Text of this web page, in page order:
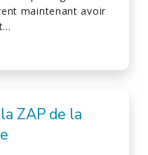
maintenant avoir
ZAP de la